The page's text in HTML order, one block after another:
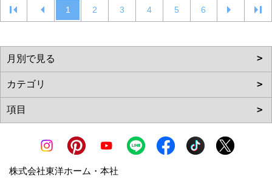
1 2 3 4 5 6
株式会社東洋ホーム・本社